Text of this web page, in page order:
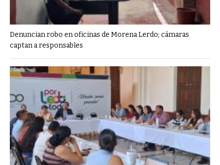
Denuncian robo en oficinas de Morena Lerdo; cámaras
captan a responsables